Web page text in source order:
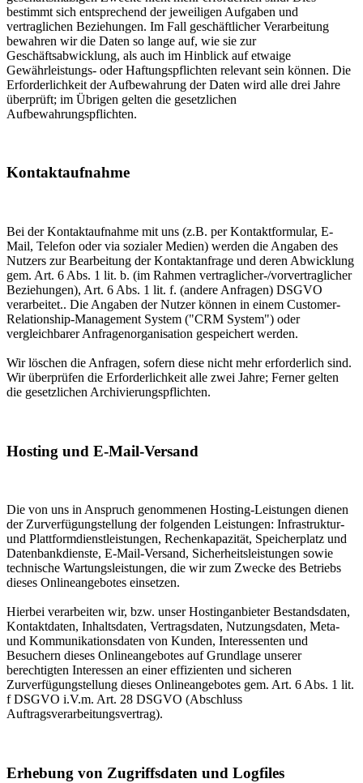
bestimmt sich entsprechend der jeweiligen Aufgaben und
vertraglichen Beziehungen. Im Fall geschäftlicher Verarbeitung
bewahren wir die Daten so lange auf, wie sie zur
Geschäftsabwicklung, als auch im Hinblick auf etwaige
Gewährleistungs- oder Haftungspflichten relevant sein können. Die
Erforderlichkeit der Aufbewahrung der Daten wird alle drei Jahre
überprüft; im Übrigen gelten die gesetzlichen
Aufbewahrungspflichten.
Kontaktaufnahme
Bei der Kontaktaufnahme mit uns (z.B. per Kontaktformular, E-
Mail, Telefon oder via sozialer Medien) werden die Angaben des
Nutzers zur Bearbeitung der Kontaktanfrage und deren Abwicklung
gem. Art. 6 Abs. 1 lit. b. (im Rahmen vertraglicher-/vorvertraglicher
Beziehungen), Art. 6 Abs. 1 lit. f. (andere Anfragen) DSGVO
verarbeitet.. Die Angaben der Nutzer können in einem Customer-
Relationship-Management System ("CRM System") oder
vergleichbarer Anfragenorganisation gespeichert werden.
Wir löschen die Anfragen, sofern diese nicht mehr erforderlich sind.
Wir überprüfen die Erforderlichkeit alle zwei Jahre; Ferner gelten
die gesetzlichen Archivierungspflichten.
Hosting und E-Mail-Versand
Die von uns in Anspruch genommenen Hosting-Leistungen dienen
der Zurverfügungstellung der folgenden Leistungen: Infrastruktur-
und Plattformdienstleistungen, Rechenkapazität, Speicherplatz und
Datenbankdienste, E-Mail-Versand, Sicherheitsleistungen sowie
technische Wartungsleistungen, die wir zum Zwecke des Betriebs
dieses Onlineangebotes einsetzen.
Hierbei verarbeiten wir, bzw. unser Hostinganbieter Bestandsdaten,
Kontaktdaten, Inhaltsdaten, Vertragsdaten, Nutzungsdaten, Meta-
und Kommunikationsdaten von Kunden, Interessenten und
Besuchern dieses Onlineangebotes auf Grundlage unserer
berechtigten Interessen an einer effizienten und sicheren
Zurverfügungstellung dieses Onlineangebotes gem. Art. 6 Abs. 1 lit.
f DSGVO i.V.m. Art. 28 DSGVO (Abschluss
Auftragsverarbeitungsvertrag).
Erhebung von Zugriffsdaten und Logfiles